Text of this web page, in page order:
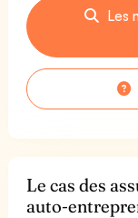
Les
Le cas des
auto-